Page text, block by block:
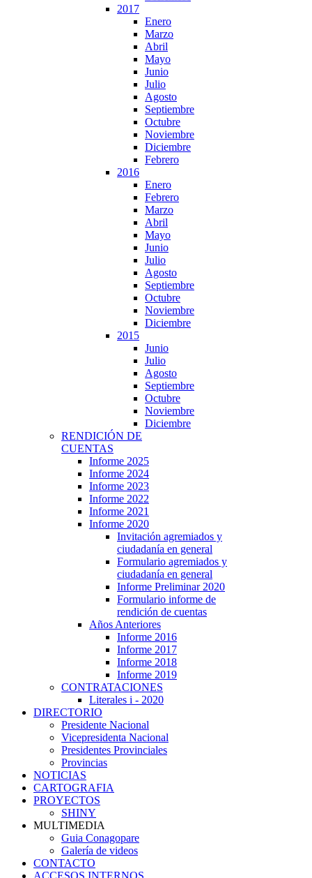
2017
Enero
Marzo
Abril
Mayo
Junio
Julio
Agosto
Septiembre
Octubre
Noviembre
Diciembre
Febrero
2016
Enero
Febrero
Marzo
Abril
Mayo
Junio
Julio
Agosto
Septiembre
Octubre
Noviembre
Diciembre
2015
Junio
Julio
Agosto
Septiembre
Octubre
Noviembre
Diciembre
RENDICIÓN DE
CUENTAS
Informe 2025
Informe 2024
Informe 2023
Informe 2022
Informe 2021
Informe 2020
Invitación agremiados y
ciudadanía en general
Formulario agremiados y
ciudadanía en general
Informe Preliminar 2020
Formulario informe de
rendición de cuentas
Años Anteriores
Informe 2016
Informe 2017
Informe 2018
Informe 2019
CONTRATACIONES
Literales i - 2020
DIRECTORIO
Presidente Nacional
Vicepresidenta Nacional
Presidentes Provinciales
Provincias
NOTICIAS
CARTOGRAFIA
PROYECTOS
SHINY
MULTIMEDIA
Guia Conagopare
Galería de videos
CONTACTO
ACCESOS INTERNOS